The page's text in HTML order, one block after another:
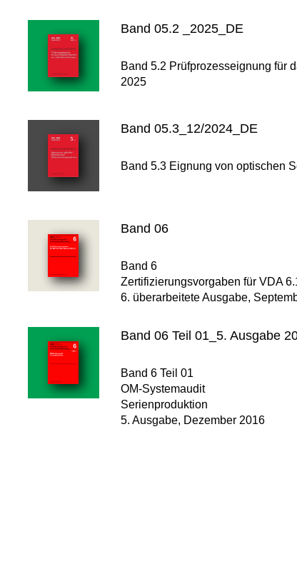
Band 05.2 _2025_DE
Band 5.2 Prüfprozesseignung für
2025
Band 05.3_12/2024_DE
Band 5.3 Eignung von optischen
Band 06
Band 6
Zertifizierungsvorgaben für VDA
6. überarbeitete Ausgabe,
Band 06 Teil 01_5. Ausgabe
Band 6 Teil 01
OM-Systemaudit
Serienproduktion
5. Ausgabe, Dezember 2016